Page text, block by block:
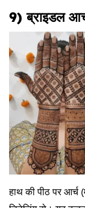
9) ब्राइडल
हाथ की पीठ पर आर्च